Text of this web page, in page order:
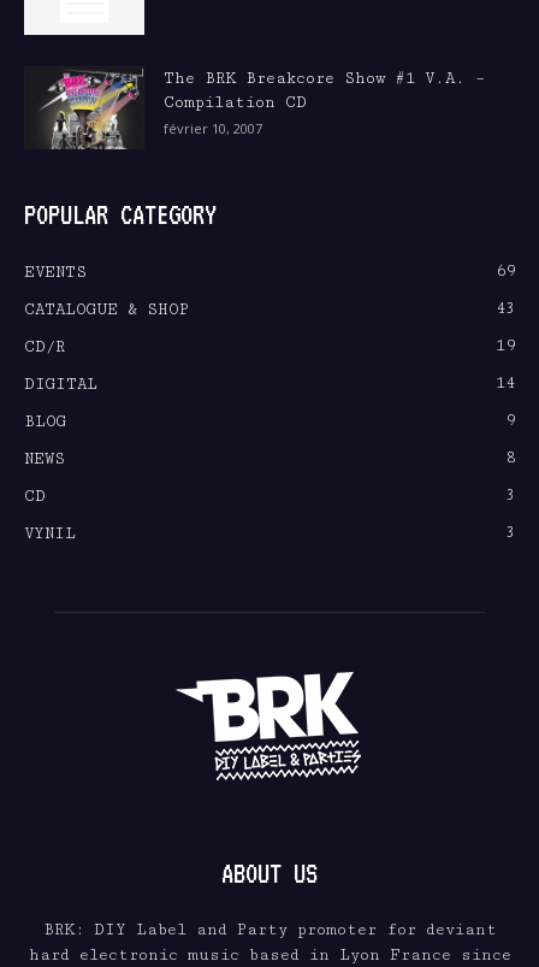
The BRK Breakcore Show #1 V.A. –
Compilation CD
février 10, 2007
POPULAR CATEGORY
EVENTS
69
CATALOGUE & SHOP
43
CD/R
19
DIGITAL
14
BLOG
9
NEWS
8
CD
3
VYNIL
3
ABOUT US
BRK: DIY Label and Party promoter for deviant
hard electronic music based in Lyon France since